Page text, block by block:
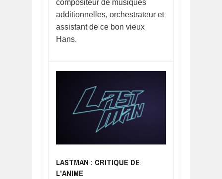
compositeur de musiques
additionnelles, orchestrateur et
assistant de ce bon vieux
Hans.
LASTMAN : CRITIQUE DE
L'ANIME